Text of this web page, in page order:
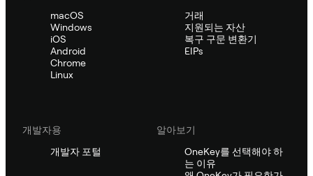
macOS
Windows
iOS
Android
Chrome
Linux
거래
지원되는 자산
복구 구문 변환기
EIPs
개발자용
개발자 포털
알아보기
OneKey를 선택해야 하
는 이유